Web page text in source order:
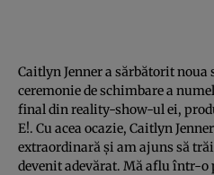
Caitlyn Jenner a sărbătorit
ceremonie de schimbare a
final din reality-show-ul ei,
E!. Cu acea ocazie, Caitlyn
extraordinară şi am ajuns să
devenit adevărat. Mă aflu într-